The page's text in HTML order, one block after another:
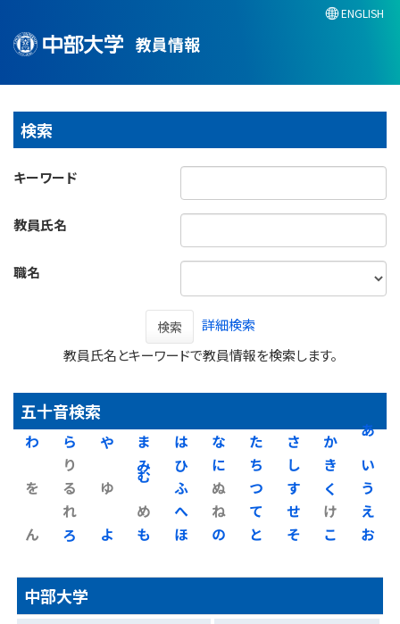
教員情報
ENGLISH
検索
キーワード
教員氏名
職名
検索
詳細検索
教員氏名とキーワードで教員情報を検索します。
五十音検索
あ
い
う
え
お
か
き
く
け
こ
さ
し
す
せ
そ
た
ち
つ
て
と
な
に
ぬ
ね
の
は
ひ
ふ
へ
ほ
ま
み
む
め
も
や
ゆ
よ
ら
り
る
れ
ろ
わ
を
ん
中部大学